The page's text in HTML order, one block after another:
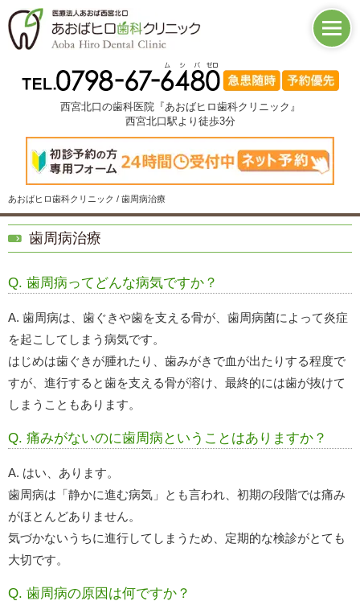
西宮北口の歯科医院『あおばヒロ歯科クリニック』
西宮北口駅より徒歩3分
あおばヒロ歯科クリニック / 歯周病治療
歯周病治療
Q. 歯周病ってどんな病気ですか？
A. 歯周病は、歯ぐきや歯を支える骨が、歯周病菌によって炎症
を起こしてしまう病気です。
はじめは歯ぐきが腫れたり、歯みがきで血が出たりする程度で
すが、進行すると歯を支える骨が溶け、最終的には歯が抜けて
しまうこともあります。
Q. 痛みがないのに歯周病ということはありますか？
A. はい、あります。
歯周病は「静かに進む病気」とも言われ、初期の段階では痛み
がほとんどありません。
気づかないうちに進行してしまうため、定期的な検診がとても
大切です。
Q. 歯周病の原因は何ですか？